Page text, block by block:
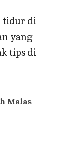
tidur di
yang
tips di
Malas